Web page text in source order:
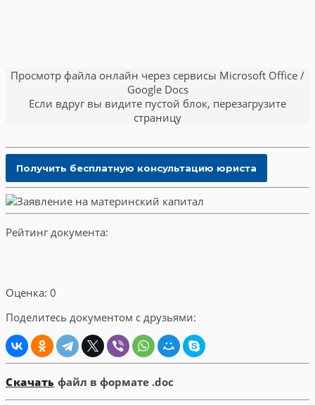
Просмотр файла онлайн через сервисы Microsoft Office /
Google Docs
Если вдруг вы видите пустой блок, перезагрузите
страницу
Рейтинг документа:
Оценка: 0
Поделитесь документом с друзьями:
Скачать файл в формате .doc